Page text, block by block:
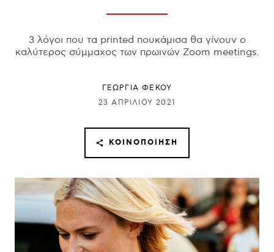
3 λόγοι που τα printed πουκάμισα θα γίνουν ο
καλύτερος σύμμαχος των πρωινών Zoom meetings.
ΓΕΩΡΓΙΑ ΦΕΚΟΥ
23 ΑΠΡΙΛΊΟΥ 2021
ΚΟΙΝΟΠΟΊΗΣΗ